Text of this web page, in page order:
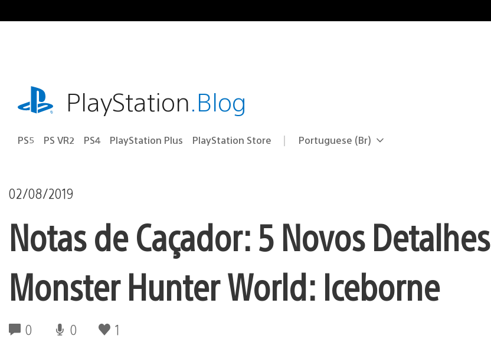
para
playstation.comPlayStation.Blog
PS5 PS VR2 PS4 PlayStation Plus PlayStation Store Selecione
Região
Portuguese (Br)
02/08/2019
Notas de Caçador: 5 Novos
Monster Hunter World: Iceborne
0 0 1